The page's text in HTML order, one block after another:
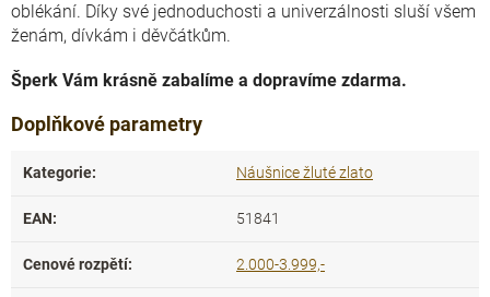
oblékání. Díky své jednoduchosti a univerzálnosti sluší všem
ženám, dívkám i děvčátkům.
Šperk Vám krásně zabalíme a dopravíme zdarma.
Doplňkové parametry
Kategorie: Náušnice žluté zlato
EAN: 51841
Cenové rozpětí: 2.000-3.999,-